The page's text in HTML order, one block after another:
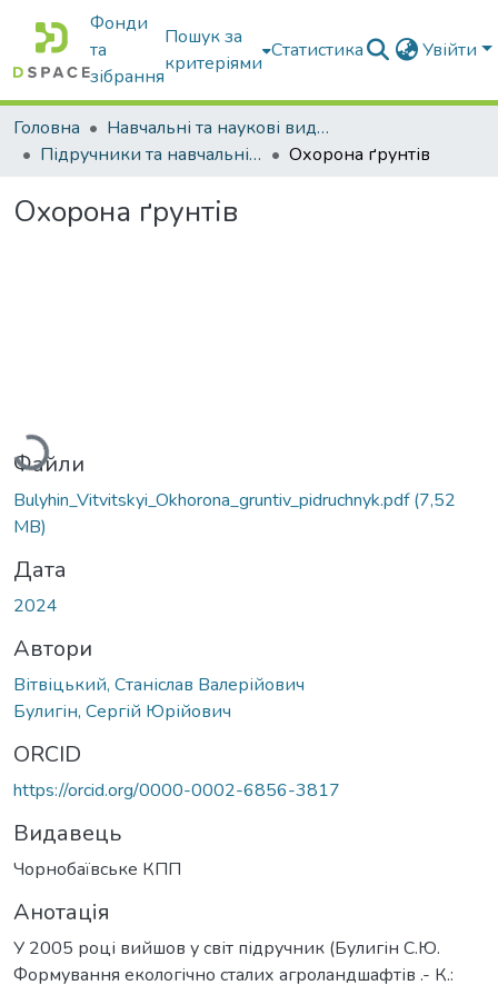
Фонди
та
зібрання
Пошук за
критеріями
Статистика Увійти
Головна
Навчальні та наукові видання
Підручники та навчальні посібники
Охорона ґрунтів
Охорона ґрунтів
Вантажиться...
Файли
Bulyhin_Vitvitskyi_Okhorona_gruntiv_pidruchnyk.pdf(7,52
MB)
Дата
2024
Автори
Вітвіцький, Станіслав Валерійович
Булигін, Сергій Юрійович
ORCID
https://orcid.org/0000-0002-6856-3817
Видавець
Чорнобаївське КПП
Анотація
У 2005 році вийшов у світ підручник (Булигін С.Ю.
Формування екологічно сталих агроландшафтів .- К.: